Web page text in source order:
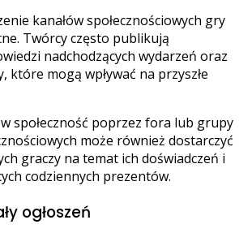
kanałów społecznościowych gry
Twórcy często publikują
nadchodzących wydarzeń oraz
które mogą wpływać na przyszłe
społeczność poprzez fora lub grupy
może również dostarczyć
graczy na temat ich doświadczeń i
codziennych prezentów.
ogłoszeń